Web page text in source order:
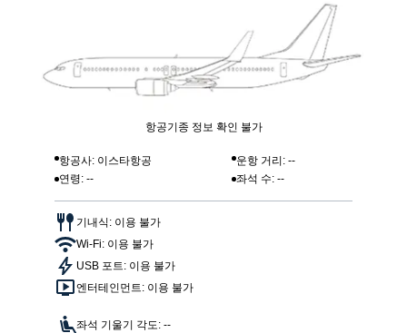
항공기종 정보 확인 불가
항공사: 이스타항공
운항 거리: --
연령: --
좌석 수: --
기내식: 이용 불가
Wi-Fi: 이용 불가
USB 포트: 이용 불가
엔터테인먼트: 이용 불가
좌석 기울기 각도: --